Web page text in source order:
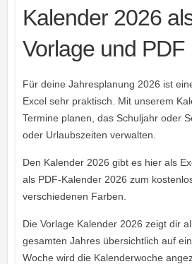
Kalender 2026
Vorlage und PDF
Für deine Jahresplanung 2026 ist
Excel sehr praktisch. Mit unserem
Termine planen, das Schuljahr oder
oder Urlaubszeiten verwalten.
Den Kalender 2026 gibt es hier als
als PDF-Kalender 2026 zum
verschiedenen Farben.
Die Vorlage Kalender 2026 zeigt dir
gesamten Jahres übersichtlich auf
Woche wird die Kalenderwoche